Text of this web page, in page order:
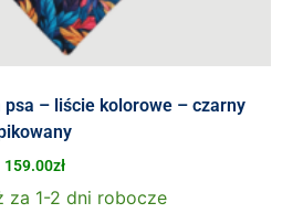
– liście kolorowe – czarny
159.00zł
za 1-2 dni robocze